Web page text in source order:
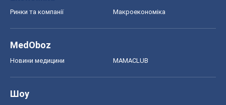
Ринки та компанії Макроекономіка
MedOboz
Новини медицини MAMACLUB
Шоу